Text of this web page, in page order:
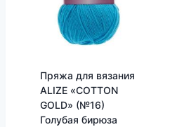
Пряжа для вязания
ALIZE «COTTON
GOLD» (№16)
Голубая бирюза